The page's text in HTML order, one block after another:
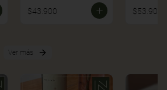
$43.900 $53.900
Ver más